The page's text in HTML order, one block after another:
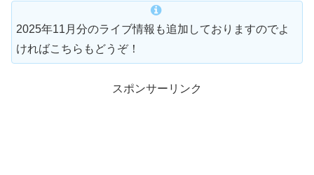
2025年11月分のライブ情報も追加しておりますのでよ
ければこちらもどうぞ！
スポンサーリンク